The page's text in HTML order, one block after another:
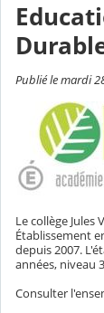
Publié le mardi
Le collège Jules
Établissement
depuis 2007.
années, niveau
Consulter